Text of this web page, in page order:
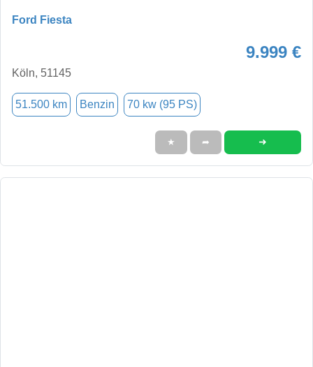
Ford Fiesta
9.999 €
Köln, 51145
51.500 km Benzin 70 kw (95 PS)
★ ➦ ➜